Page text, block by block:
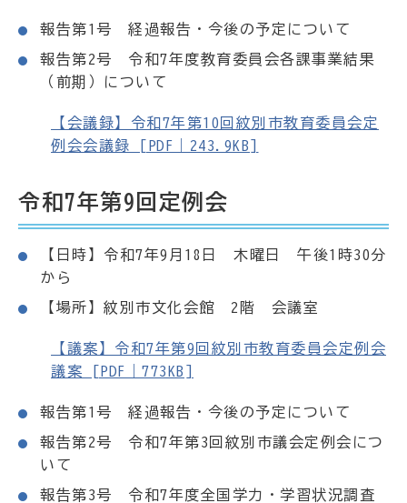
報告第1号 経過報告・今後の予定について
報告第2号 令和7年度教育委員会各課事業結果
（前期）について
【会議録】令和7年第10回紋別市教育委員会定
例会会議録 [PDF｜243.9KB]
令和7年第9回定例会
【日時】令和7年9月18日 木曜日 午後1時30分
から
【場所】紋別市文化会館 2階 会議室
【議案】令和7年第9回紋別市教育委員会定例会
議案 [PDF｜773KB]
報告第1号 経過報告・今後の予定について
報告第2号 令和7年第3回紋別市議会定例会につ
いて
報告第3号 令和7年度全国学力・学習状況調査